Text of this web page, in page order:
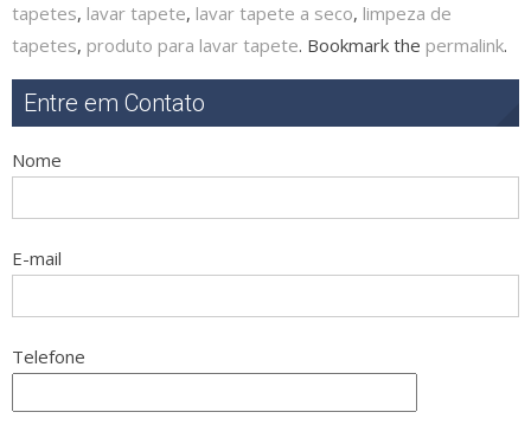
tapetes, lavar tapete, lavar tapete a seco, limpeza de
tapetes, produto para lavar tapete. Bookmark the permalink.
Entre em Contato
Nome
E-mail
Telefone